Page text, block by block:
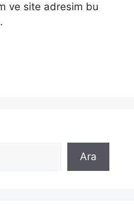
ve site adresim bu
Ara